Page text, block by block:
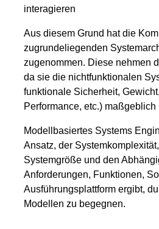
interagieren
Aus diesem Grund hat die
zugrundeliegenden
zugenommen. Diese nehmen
da sie die nichtfunktionalen
funktionale Sicherheit,
Performance, etc.) maßgeblich
Modellbasiertes Systems
Ansatz, der
Systemgröße und den
Anforderungen, Funktionen,
Ausführungsplattform ergibt,
Modellen zu begegnen.